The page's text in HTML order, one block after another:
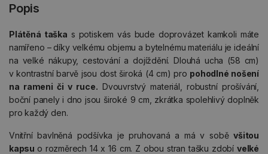
Popis
Plátěná taška s potiskem vás bude doprovázet kamkoli máte
namířeno – díky velkému objemu a bytelnému materiálu je ideální
na velké nákupy, cestování a dojíždění. Dlouhá ucha (58 cm)
v kontrastní barvě jsou dost široká (4 cm) pro pohodlné nošení
na rameni či v ruce. Dvouvrstvý materiál, robustní prošívání,
boční panely i dno jsou široké 9 cm, zkrátka spolehlivý doplněk
pro každý den.
Vnitřní bavlněná podšívka je pruhovaná a má v soběvšitou
kapsu o rozměrech 14 x 16 cm. Z obou stran tašku zdobí velké